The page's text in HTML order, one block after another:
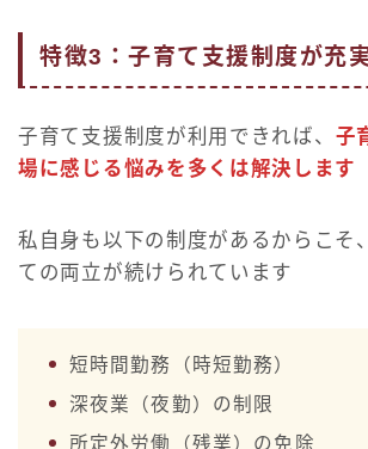
特徴3：子育て支援制度が充
子育て支援制度が利用できれば、 子
場に感じる悩みを多くは解決します
私自身も以下の制度があるからこそ
ての両立が続けられています
短時間勤務（時短勤務）
深夜業（夜勤）の制限
所定外労働（残業）の免除